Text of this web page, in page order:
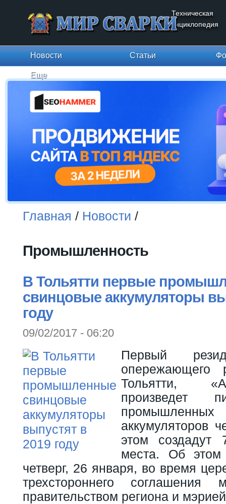
Техническая
энциклопедия
Новости Статьи
Еще
Главная / Новости /
Промышленность
В Тольятти первые
свинцовые аккумуляторы
году
09/02/2017 - 06:20
Первый
опережающего
Тольятти,
произведет
аккумуляторов
этом создадут
места. Об этом
четверг, 26 января, во время
трехстороннего соглашения
правительством региона и